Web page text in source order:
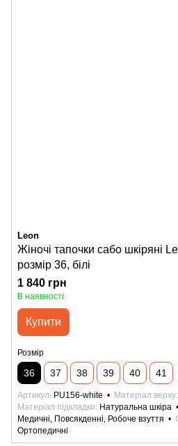
Leon
Жіночі тапочки сабо шкіряні
розмір 36, білі
1 840 грн
В наявності
Купити
Розмір
36 37 38 39 40 41
Артикул PU156-white Матеріал верху
Матеріал підкладки
Натуральна шкіра
Медичні, Повсякденні, Робоче взуття
Ортопедичні